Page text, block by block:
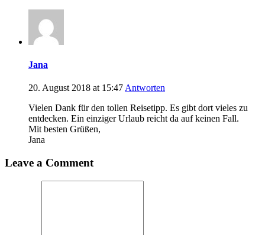
Jana
20. August 2018 at 15:47 Antworten
Vielen Dank für den tollen Reisetipp. Es gibt dort vieles zu
entdecken. Ein einziger Urlaub reicht da auf keinen Fall.
Mit besten Grüßen,
Jana
Leave a Comment